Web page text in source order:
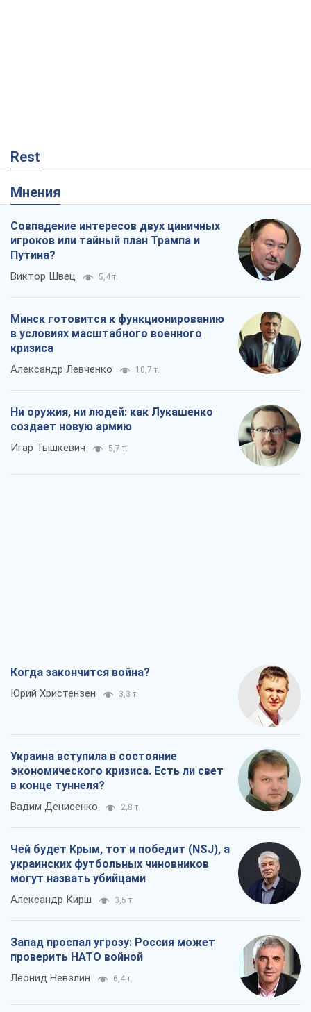
Rest
Мнения
Совпадение интересов двух циничных
игроков или тайный план Трампа и
Путина?
Виктор Швец 5,4 т.
Минск готовится к функционированию
в условиях масштабного военного
кризиса
Александр Левченко 10,7 т.
Ни оружия, ни людей: как Лукашенко
создает новую армию
Игар Тышкевич 5,7 т.
Когда закончится война?
Юрий Христензен 3,3 т.
Украина вступила в состояние
экономического кризиса. Есть ли свет
в конце туннеля?
Вадим Денисенко 2,8 т.
Чей будет Крым, тот и победит (NSJ), а
украинских футбольных чиновников
могут назвать убийцами
Александр Кирш 3,5 т.
Запад проспал угрозу: Россия может
проверить НАТО войной
Леонид Невзлин 6,4 т.